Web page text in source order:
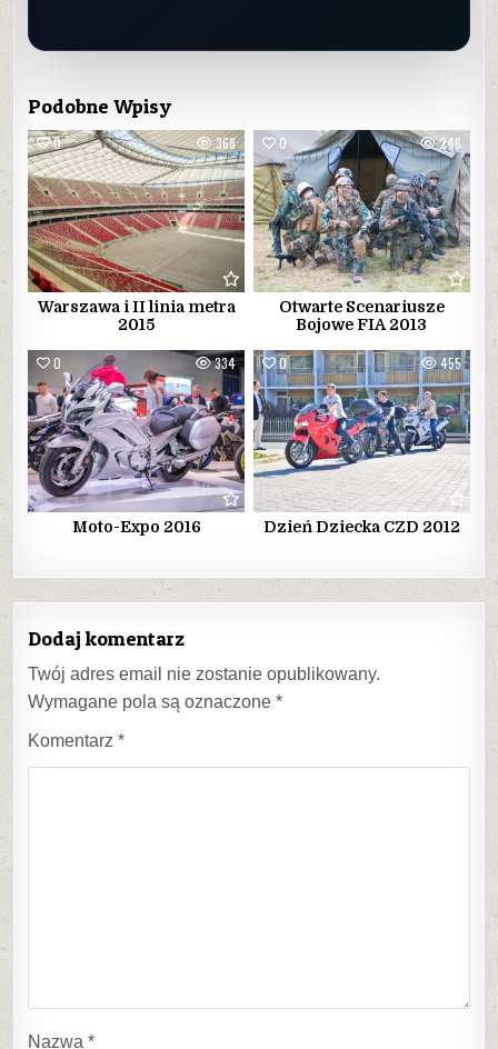
Podobne Wpisy
0 368
Warszawa i II linia metra
2015
0 246
Otwarte Scenariusze
Bojowe FIA 2013
0 334
Moto-Expo 2016
0 455
Dzień Dziecka CZD 2012
Dodaj komentarz
Twój adres email nie zostanie opublikowany.
Wymagane pola są oznaczone*
Komentarz*
Nazwa*